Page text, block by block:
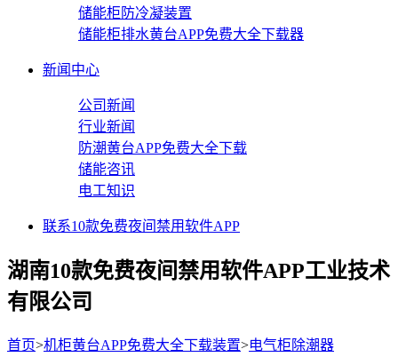
储能柜防冷凝装置
储能柜排水黄台APP免费大全下载器
新闻中心
公司新闻
行业新闻
防潮黄台APP免费大全下载
储能咨讯
电工知识
联系10款免费夜间禁用软件APP
湖南10款免费夜间禁用软件APP工业技术
有限公司
首页>机柜黄台APP免费大全下载装置>电气柜除潮器